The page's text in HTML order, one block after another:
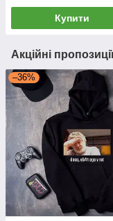
Купити
Акційні
–36%